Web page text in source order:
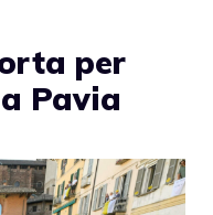
per
Pavia